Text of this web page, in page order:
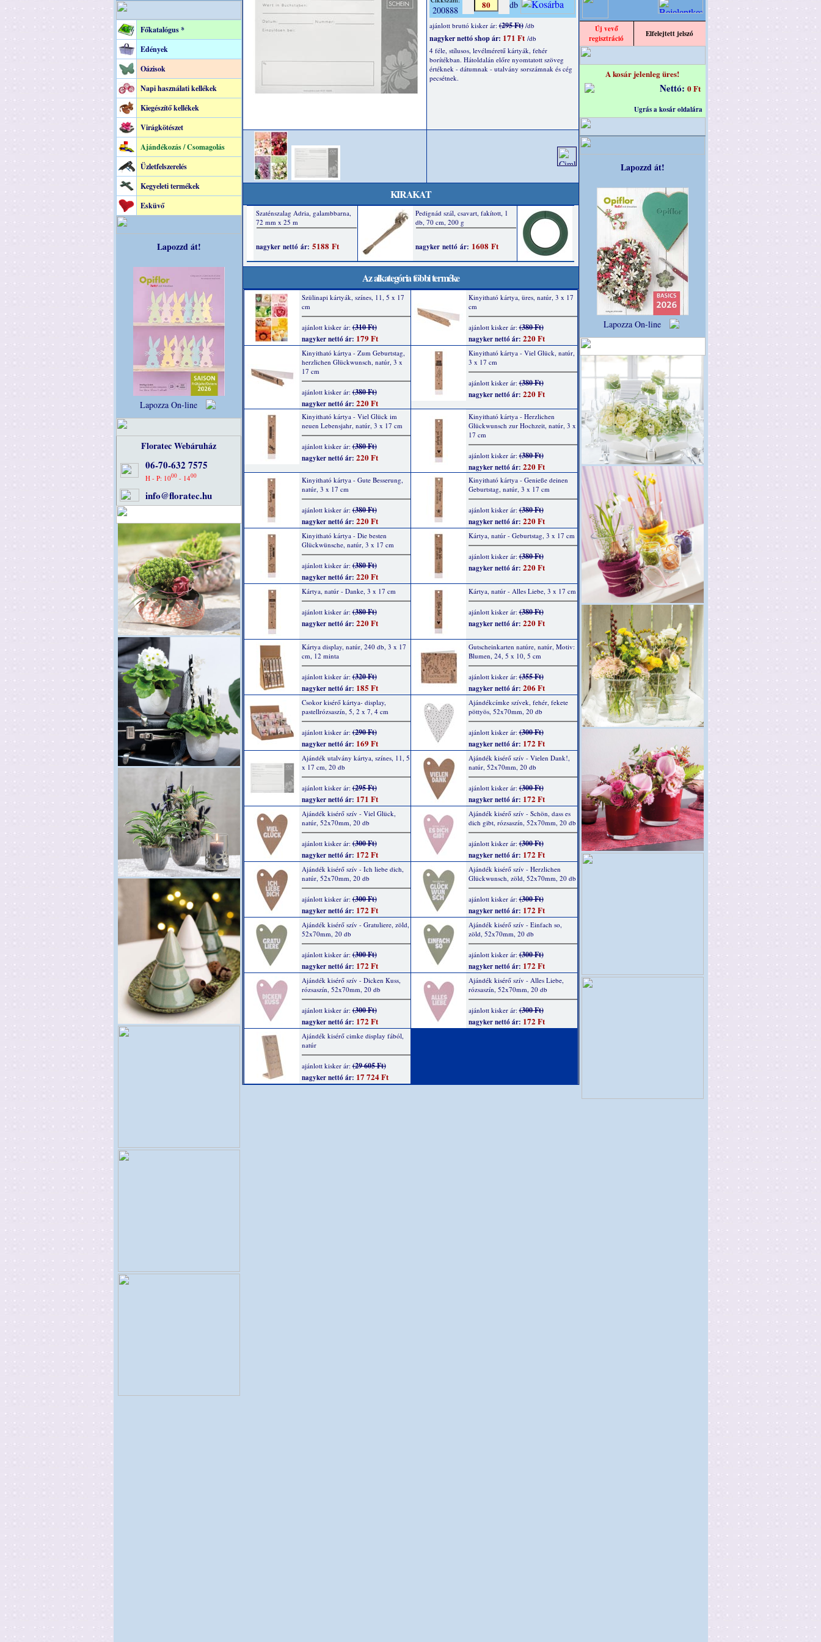
Főkatalógus *
Edények
Oázisok
Napi használati kellékek
Kiegészítő kellékek
Virágkötészet
Ajándékozás / Csomagolás
Üzletfelszerelés
Kegyeleti termékek
Esküvő
Lapozzd át!
Lapozza On-line
Floratec Webáruház
06-70-632 7575
H - P: 1000 - 1400
info@floratec.hu
200888 db
ajánlott bruttó kisker ár:(295 Ft)/db
nagyker nettó shop ár: 171 Ft /db
4 féle, stílusos, levélméretű kártyák, fehér
borítékban. Hátoldalán előre nyomtatott szöveg
értéknek - dátumnak - utalvány sorszámnak és cég
pecsétnek.
KIRAKAT
Az alkategória többi terméke
Szülinapi kártyák, színes, 11, 5 x 17
cm
ajánlott kisker ár:(310 Ft)
nagyker nettó ár: 179 Ft
Kinyitható kártya, üres, natúr, 3 x 17
cm
ajánlott kisker ár:(380 Ft)
nagyker nettó ár: 220 Ft
Kinyitható kártya - Zum Geburtstag,
herzlichen Glückwunsch, natúr, 3 x
17 cm
ajánlott kisker ár:(380 Ft)
nagyker nettó ár: 220 Ft
Kinyitható kártya - Viel Glück, natúr,
3 x 17 cm
ajánlott kisker ár:(380 Ft)
nagyker nettó ár: 220 Ft
Kinyitható kártya - Viel Glück im
neuen Lebensjahr, natúr, 3 x 17 cm
ajánlott kisker ár:(380 Ft)
nagyker nettó ár: 220 Ft
Kinyitható kártya - Herzlichen
Glückwunsch zur Hochzeit, natúr, 3 x
17 cm
ajánlott kisker ár:(380 Ft)
nagyker nettó ár: 220 Ft
Kinyitható kártya - Gute Besserung,
natúr, 3 x 17 cm
ajánlott kisker ár:(380 Ft)
nagyker nettó ár: 220 Ft
Kinyitható kártya - Genieße deinen
Geburtstag, natúr, 3 x 17 cm
ajánlott kisker ár:(380 Ft)
nagyker nettó ár: 220 Ft
Kinyitható kártya - Die besten
Glückwünsche, natúr, 3 x 17 cm
ajánlott kisker ár:(380 Ft)
nagyker nettó ár: 220 Ft
Kártya, natúr - Geburtstag, 3 x 17 cm
ajánlott kisker ár:(380 Ft)
nagyker nettó ár: 220 Ft
Kártya, natúr - Danke, 3 x 17 cm
ajánlott kisker ár:(380 Ft)
nagyker nettó ár: 220 Ft
Kártya, natúr - Alles Liebe, 3 x 17 cm
ajánlott kisker ár:(380 Ft)
nagyker nettó ár: 220 Ft
Kártya display, natúr, 240 db, 3 x 17
cm, 12 minta
ajánlott kisker ár:(320 Ft)
nagyker nettó ár: 185 Ft
Gutscheinkarten natúre, natúr, Motiv:
Blumen, 24, 5 x 10, 5 cm
ajánlott kisker ár:(355 Ft)
nagyker nettó ár: 206 Ft
Csokor kisérő kártya- display,
pastellrózsaszín, 5, 2 x 7, 4 cm
ajánlott kisker ár:(290 Ft)
nagyker nettó ár: 169 Ft
Ajándékcímke szívek, fehér, fekete
pöttyös, 52x70mm, 20 db
ajánlott kisker ár:(300 Ft)
nagyker nettó ár: 172 Ft
Ajándék utalvány kártya, színes, 11, 5
x 17 cm, 20 db
ajánlott kisker ár:(295 Ft)
nagyker nettó ár: 171 Ft
Ajándék kisérő szív - Vielen Dank!,
natúr, 52x70mm, 20 db
ajánlott kisker ár:(300 Ft)
nagyker nettó ár: 172 Ft
Ajándék kisérő szív - Viel Glück,
natúr, 52x70mm, 20 db
ajánlott kisker ár:(300 Ft)
nagyker nettó ár: 172 Ft
Ajándék kisérő szív - Schön, dass es
dich gibt, rózsaszín, 52x70mm, 20 db
ajánlott kisker ár:(300 Ft)
nagyker nettó ár: 172 Ft
Ajándék kisérő szív - Ich liebe dich,
natúr, 52x70mm, 20 db
ajánlott kisker ár:(300 Ft)
nagyker nettó ár: 172 Ft
Ajándék kisérő szív - Herzlichen
Glückwunsch, zöld, 52x70mm, 20 db
ajánlott kisker ár:(300 Ft)
nagyker nettó ár: 172 Ft
Ajándék kisérő szív - Gratuliere, zöld,
52x70mm, 20 db
ajánlott kisker ár:(300 Ft)
nagyker nettó ár: 172 Ft
Ajándék kisérő szív - Einfach so,
zöld, 52x70mm, 20 db
ajánlott kisker ár:(300 Ft)
nagyker nettó ár: 172 Ft
Ajándék kisérő szív - Dicken Kuss,
rózsaszín, 52x70mm, 20 db
ajánlott kisker ár:(300 Ft)
nagyker nettó ár: 172 Ft
Ajándék kisérő szív - Alles Liebe,
rózsaszín, 52x70mm, 20 db
ajánlott kisker ár:(300 Ft)
nagyker nettó ár: 172 Ft
Ajándék kisérő cimke display fából,
natúr
ajánlott kisker ár:(29 605 Ft)
nagyker nettó ár: 17 724 Ft
Új vevő
regisztráció
Elfelejtett jelszó
A kosár jelenleg üres!
Nettó: 0 Ft
Ugrás a kosár oldalára
Lapozzd át!
Lapozza On-line